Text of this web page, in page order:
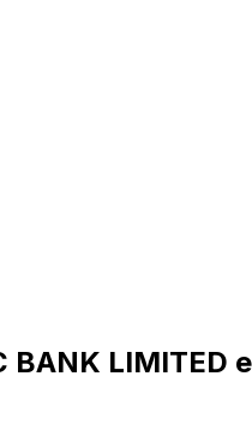
BANK LIMITED